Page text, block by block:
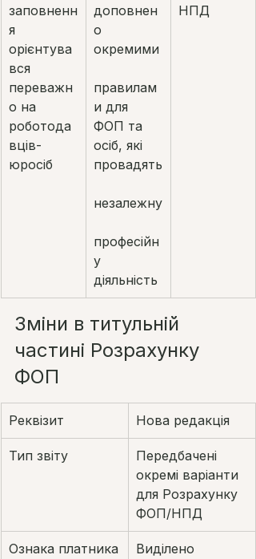
заповненн
я
орієнтува
вся
переважн
о на
роботода
вців-
юросіб
доповнен
о
окремими
правилам
и для
ФОП та
осіб, які
провадять
незалежну
професійн
у
діяльність
НПД
Зміни в титульній
частині Розрахунку
ФОП
Реквізит Нова редакція
Тип звіту
Передбачені
окремі варіанти
для Розрахунку
ФОП/НПД
Ознака платника
Виділено